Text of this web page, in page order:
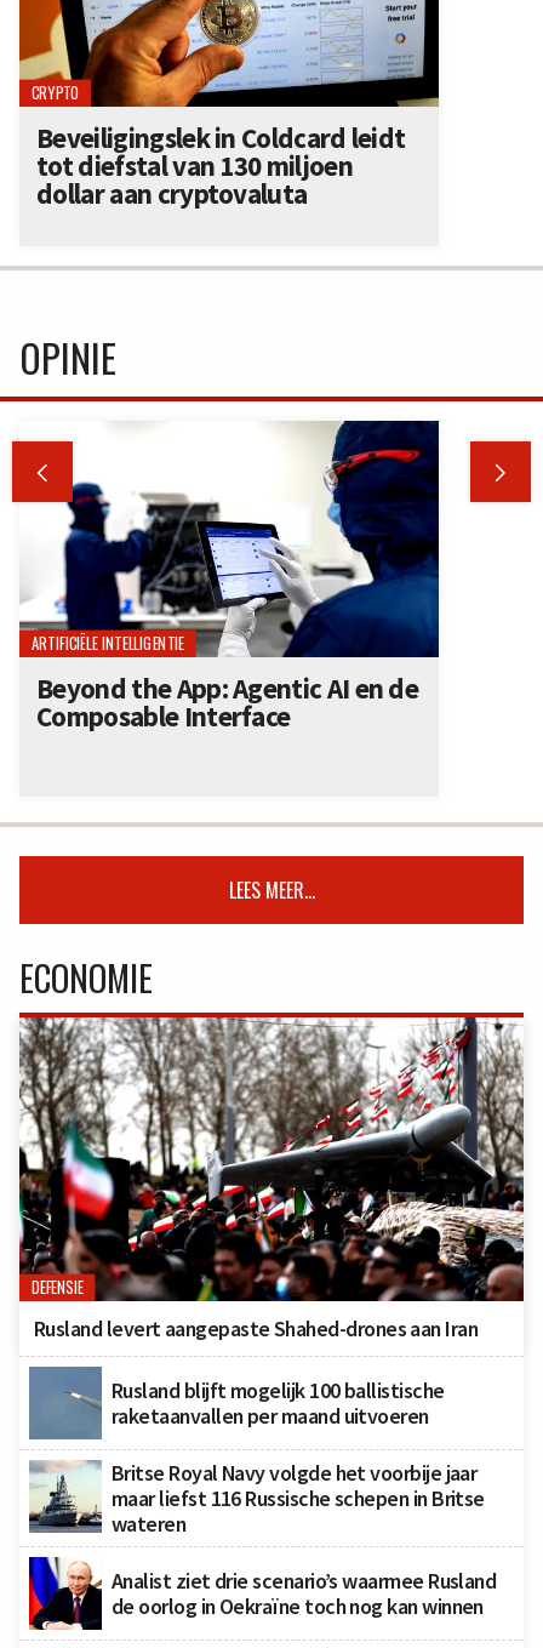
CRYPTO
Beveiligingslek in Coldcard leidt
tot diefstal van 130 miljoen
dollar aan cryptovaluta
OPINIE
 
ARTIFICIËLE INTELLIGENTIE
Beyond the App: Agentic AI en de
Composable Interface
LEES MEER...
ECONOMIE
DEFENSIE
Rusland levert aangepaste Shahed-drones aan Iran
Rusland blijft mogelijk 100 ballistische
raketaanvallen per maand uitvoeren
Britse Royal Navy volgde het voorbije jaar
maar liefst 116 Russische schepen in Britse
wateren
Analist ziet drie scenario’s waarmee Rusland
de oorlog in Oekraïne toch nog kan winnen